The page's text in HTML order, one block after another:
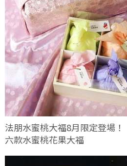
法朋水蜜桃大福8月限定登場
六款水蜜桃花果大福